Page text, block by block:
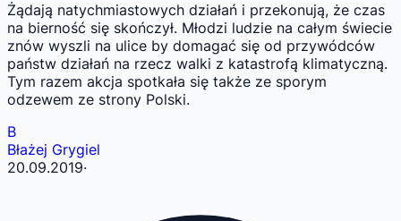
Żądają natychmiastowych działań i przekonują, że czas
na bierność się skończył. Młodzi ludzie na całym świecie
znów wyszli na ulice by domagać się od przywódców
państw działań na rzecz walki z katastrofą klimatyczną.
Tym razem akcja spotkała się także ze sporym
odzewem ze strony Polski.
B
Błażej Grygiel
20.09.2019·